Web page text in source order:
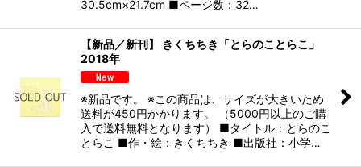
30.5cm×21.7cm ■ページ数：32…
【新品／新刊】 きくちちき「とらのことらこ」
2018年
※新品です。 ※この商品は、サイズが大きいため
送料が450円かかります。 （5000円以上のご購
入で送料無料となります） ■タイトル：とらのこ
とらこ ■作・絵：きくちちき ■出版社：小学…